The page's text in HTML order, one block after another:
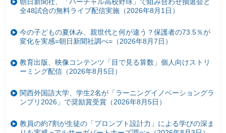
全48試合の無料ライブ配信実施（2026年8月1日）
今の子どもの夏休み、親世代と何が違う？保護者の73.5％が
変化を実感=朝日新聞社調べ=（2026年8月7日）
教育出版、映像コンテンツ「目で見る算数」個人向けストリ
ーミング配信（2026年8月5日）
関西外国語大学、学生2名が「ラーニングイノベーショングラ
ンプリ2026」で奨励賞受賞（2026年8月5日）
教員の約7割が生徒の「プロンプト設計力」による学びの深ま